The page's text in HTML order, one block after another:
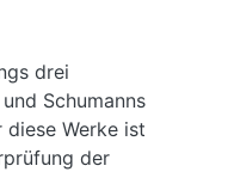
drei
Schumanns
Werke ist
der